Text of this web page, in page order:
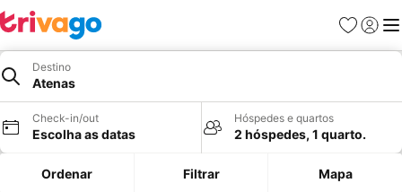
Favoritos
Iniciar
Destino
Atenas
Check-in/out
Escolha as datas
Hóspedes e quartos
2 hóspedes, 1 quarto.
Ordenar Filtrar Mapa